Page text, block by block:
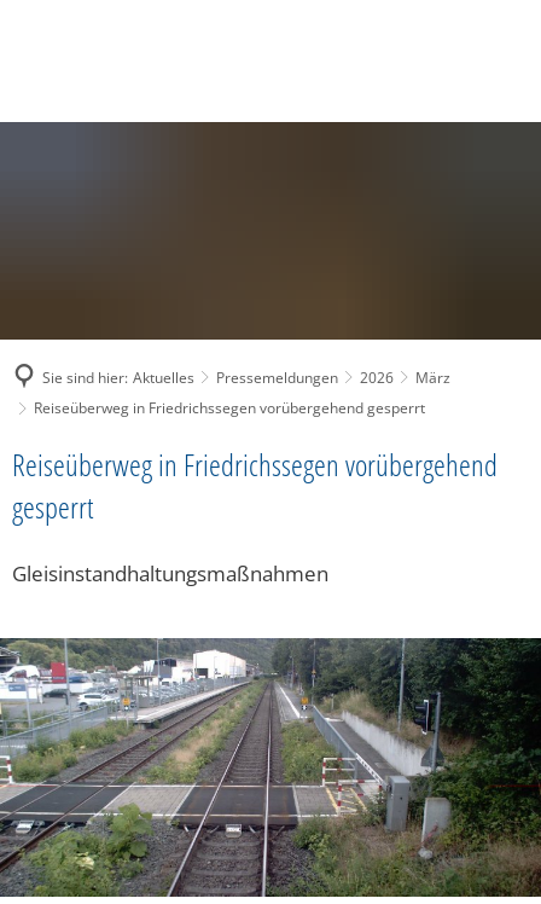
Sie sind hier: Aktuelles Pressemeldungen 2026
März
Reiseüberweg in Friedrichssegen vorübergehend gesperrt
Reiseüberweg in Friedrichssegen vorübergehend
gesperrt
Gleisinstandhaltungsmaßnahmen